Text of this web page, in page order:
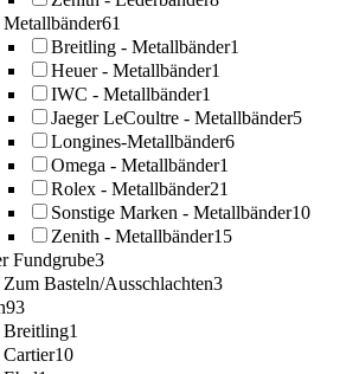
Metallbänder61
Breitling - Metallbänder1
Heuer - Metallbänder1
IWC - Metallbänder1
Jaeger LeCoultre - Metallbänder5
Longines-Metallbänder6
Omega - Metallbänder1
Rolex - Metallbänder21
Sonstige Marken - Metallbänder10
Zenith - Metallbänder15
Fundgrube3
Zum Basteln/Ausschlachten3
93
Breitling1
Cartier10